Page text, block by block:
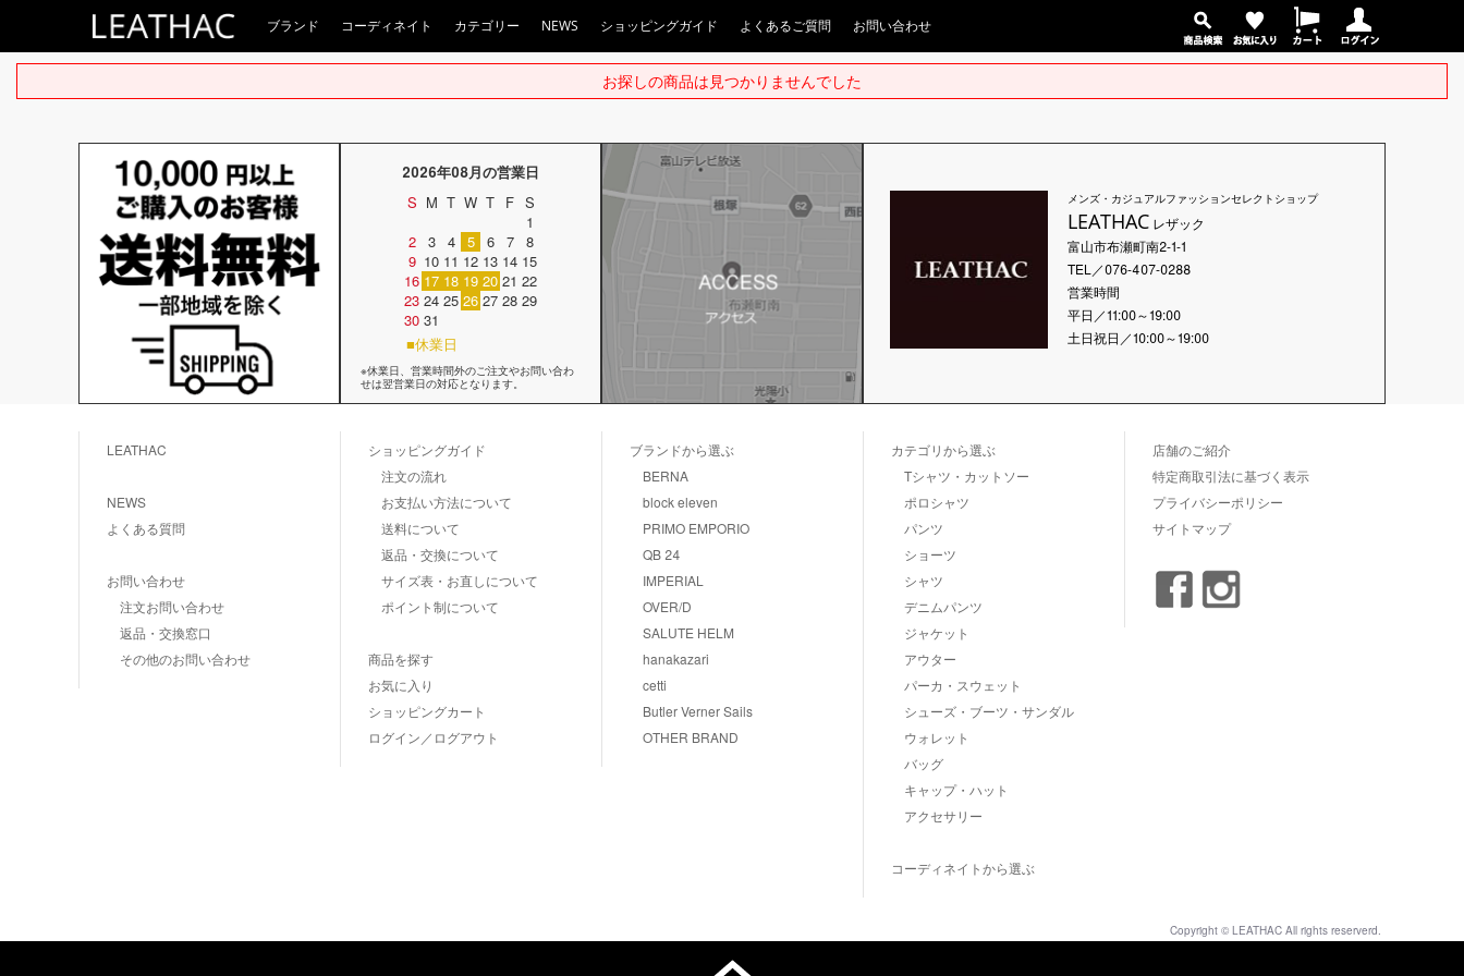
ブランド コーディネイト カテゴリー NEWS ショッピングガイド よくあるご質問 お問い合わせ
お探しの商品は見つかりませんでした
2026年08月の営業日
S M T W T F S
1
2
3 4 5 6 7
8
9 10 11 12 13 14 15
16 17 18 19 20 21 22
23 24 25 26 27 28 29
30 31
■休業日
※休業日、営業時間外のご注文やお問い合わ
せは翌営業日の対応となります。
メンズ・カジュアルファッションセレクトショップ
LEATHAC レザック
富山市布瀬町南2-1-1
TEL／076-407-0288
営業時間
平日／11:00～19:00
土日祝日／10:00～19:00
LEATHAC
NEWS
よくある質問
お問い合わせ
注文お問い合わせ
返品・交換窓口
その他のお問い合わせ
ショッピングガイド
注文の流れ
お支払い方法について
送料について
返品・交換について
サイズ表・お直しについて
ポイント制について
商品を探す
お気に入り
ショッピングカート
ログイン／ログアウト
ブランドから選ぶ
BERNA
block eleven
PRIMO EMPORIO
QB 24
IMPERIAL
OVER/D
SALUTE HELM
hanakazari
cetti
Butler Verner Sails
OTHER BRAND
カテゴリから選ぶ
Tシャツ・カットソー
ポロシャツ
パンツ
ショーツ
シャツ
デニムパンツ
ジャケット
アウター
パーカ・スウェット
シューズ・ブーツ・サンダル
ウォレット
バッグ
キャップ・ハット
アクセサリー
コーディネイトから選ぶ
店舗のご紹介
特定商取引法に基づく表示
プライバシーポリシー
サイトマップ
Copyright © LEATHAC All rights reserverd.